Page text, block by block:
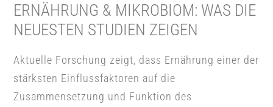
ERNÄHRUNG & MIKROBIOM: WAS DIE
NEUESTEN STUDIEN ZEIGEN
Aktuelle Forschung zeigt, dass Ernährung einer der
stärksten Einflussfaktoren auf die
Zusammensetzung und Funktion des